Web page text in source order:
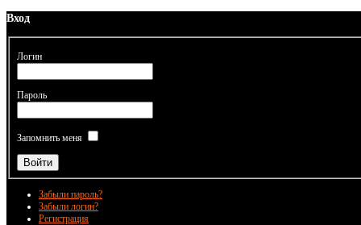
Вход
Логин
Пароль
Запомнить меня
Забыли пароль?
Забыли логин?
Регистрация